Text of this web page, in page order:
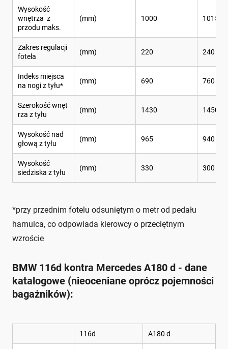
Wysokość
wnętrza z
przodu maks.
(mm) 1000 1015
Zakres regulacji
fotela
(mm) 220 240
Indeks miejsca
na nogi z tyłu*
(mm) 690 760
Szerokość wnęt
rza z tyłu
(mm) 1430 1450
Wysokość nad
głową z tyłu
(mm) 965 940
Wysokość
siedziska z tyłu
(mm) 330 300
*przy przednim fotelu odsuniętym o metr od pedału
hamulca, co odpowiada kierowcy o przeciętnym
wzroście
BMW 116d kontra Mercedes A180 d - dane
katalogowe (nieoceniane oprócz pojemności
bagażników):
116d A180 d